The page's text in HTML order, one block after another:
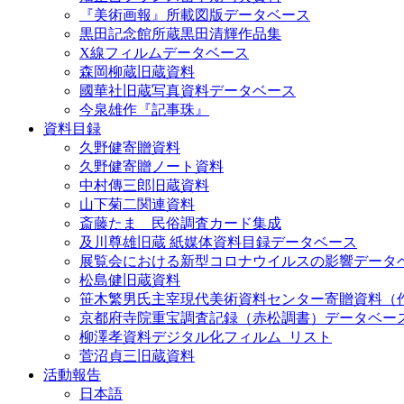
『美術画報』所載図版データベース
黒田記念館所蔵黒田清輝作品集
X線フィルムデータベース
森岡柳蔵旧蔵資料
國華社旧蔵写真資料データベース
今泉雄作『記事珠』
資料目録
久野健寄贈資料
久野健寄贈ノート資料
中村傳三郎旧蔵資料
山下菊二関連資料
斎藤たま 民俗調査カード集成
及川尊雄旧蔵 紙媒体資料目録データベース
展覧会における新型コロナウイルスの影響データ
松島健旧蔵資料
笹木繁男氏主宰現代美術資料センター寄贈資料（
京都府寺院重宝調査記録（赤松調書）データベー
柳澤孝資料デジタル化フィルム_リスト
菅沼貞三旧蔵資料
活動報告
日本語